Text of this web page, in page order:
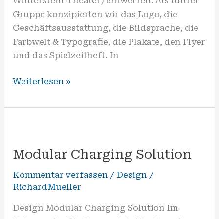
Gruppe konzipierten wir das Logo, die
Geschäftsausstattung, die Bildsprache, die
Farbwelt & Typografie, die Plakate, den Flyer
und das Spielzeitheft. In
Weiterlesen »
Modular Charging Solution
Kommentar verfassen / Design /
RichardMueller
Design Modular Charging Solution Im
Solution